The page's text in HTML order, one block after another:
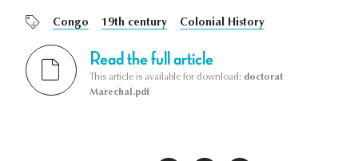
Congo 19th century Colonial History
Read the full article
This article is available for download: doctorat
Marechal.pdf